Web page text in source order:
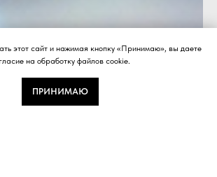
этот сайт и нажимая кнопку «Принимаю», вы даете
на обработку файлов cookie.
ПРИНИМАЮ